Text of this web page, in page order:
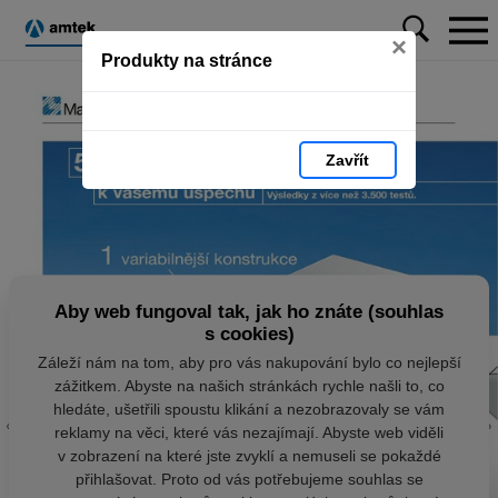
Produkty na stránce ×
Zavřít
Aby web fungoval tak, jak ho znáte (souhlas
s cookies)
Záleží nám na tom, aby pro vás nakupování bylo co nejlepší
zážitkem. Abyste na našich stránkách rychle našli to, co
hledáte, ušetřili spoustu klikání a nezobrazovaly se vám
reklamy na věci, které vás nezajímají. Abyste web viděli
v zobrazení na které jste zvyklí a nemuseli se pokaždé
přihlašovat. Proto od vás potřebujeme souhlas se